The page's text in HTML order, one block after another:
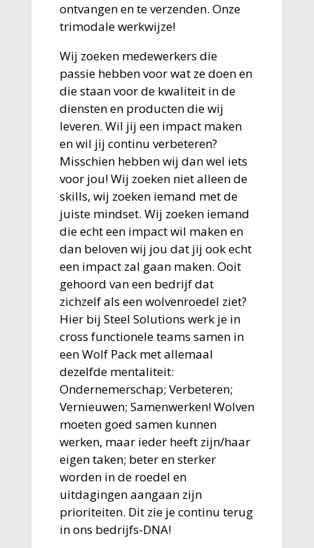
ontvangen en te verzenden. Onze
trimodale werkwijze!
Wij zoeken medewerkers die
passie hebben voor wat ze doen en
die staan voor de kwaliteit in de
diensten en producten die wij
leveren. Wil jij een impact maken
en wil jij continu verbeteren?
Misschien hebben wij dan wel iets
voor jou! Wij zoeken niet alleen de
skills, wij zoeken iemand met de
juiste mindset. Wij zoeken iemand
die echt een impact wil maken en
dan beloven wij jou dat jij ook echt
een impact zal gaan maken. Ooit
gehoord van een bedrijf dat
zichzelf als een wolvenroedel ziet?
Hier bij Steel Solutions werk je in
cross functionele teams samen in
een Wolf Pack met allemaal
dezelfde mentaliteit:
Ondernemerschap; Verbeteren;
Vernieuwen; Samenwerken! Wolven
moeten goed samen kunnen
werken, maar ieder heeft zijn/haar
eigen taken; beter en sterker
worden in de roedel en
uitdagingen aangaan zijn
prioriteiten. Dit zie je continu terug
in ons bedrijfs-DNA!